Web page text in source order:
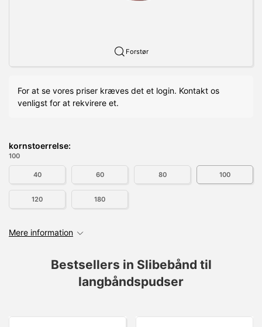
Forstør
For at se vores priser kræves det et login. Kontakt os
venligst for at rekvirere et.
kornstoerrelse:
100
40 60 80 100
120 180
Mere information
Bestsellers in Slibebånd til
langbåndspudser